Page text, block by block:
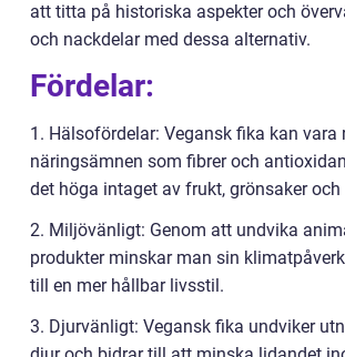
att titta på historiska aspekter och
och nackdelar med dessa alternativ.
Fördelar:
1. Hälsofördelar: Vegansk fika kan vara
näringsämnen som fibrer och
det höga intaget av frukt, grönsaker och
2. Miljövänligt: Genom att undvika
produkter minskar man sin
till en mer hållbar livsstil.
3. Djurvänligt: Vegansk fika undviker